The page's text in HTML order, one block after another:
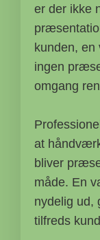
er der ikke
kunden, en
ingen
omgang
at
bliver
måde. En
nydelig ud,
tilfreds